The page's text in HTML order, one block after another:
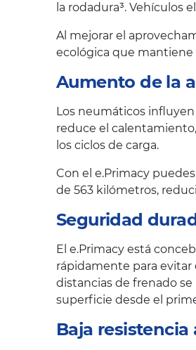
la rodadura³. Vehículos
Al mejorar el
ecológica que mantiene
Aumento de la
Los neumáticos
reduce el
los ciclos de carga.
Con el e.Primacy
de 563 kilómetros,
Seguridad
El e.Primacy está
rápidamente para
distancias de frenado
superficie desde el
Baja